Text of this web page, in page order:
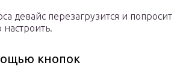
девайс перезагрузится и попросит
настроить.
кнопок